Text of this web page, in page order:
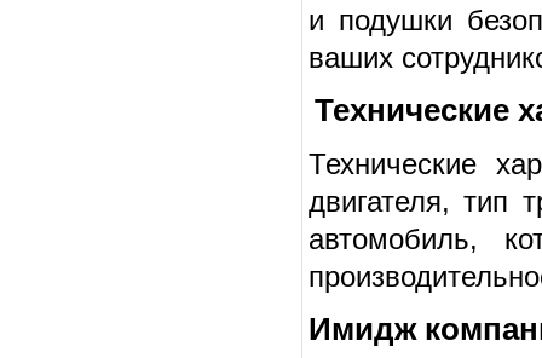
и подушки
ваших
Технические
Технические
двигателя, тип
автомобиль,
Имидж